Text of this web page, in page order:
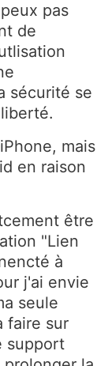
pas
de
sécurité se
mais
en raison
être
"Lien
à
j'ai envie
seule
faire sur
support